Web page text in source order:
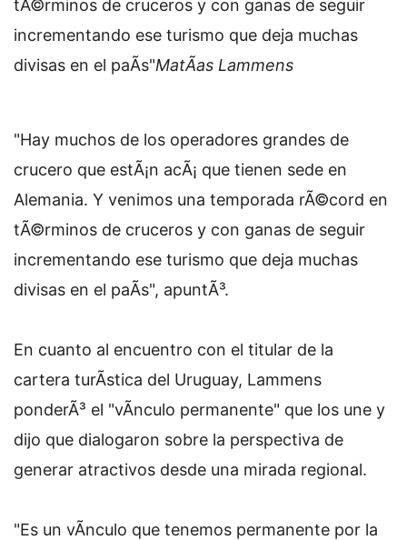
tÃ©rminos de cruceros y con ganas de seguir
incrementando ese turismo que deja muchas
divisas en el paÃ­s"MatÃ­as Lammens
"Hay muchos de los operadores grandes de
crucero que estÃ¡n acÃ¡ que tienen sede en
Alemania. Y venimos una temporada rÃ©cord en
tÃ©rminos de cruceros y con ganas de seguir
incrementando ese turismo que deja muchas
divisas en el paÃ­s", apuntÃ³.
En cuanto al encuentro con el titular de la
cartera turÃ­stica del Uruguay, Lammens
ponderÃ³ el "vÃ­nculo permanente" que los une y
dijo que dialogaron sobre la perspectiva de
generar atractivos desde una mirada regional.
"Es un vÃ­nculo que tenemos permanente por la